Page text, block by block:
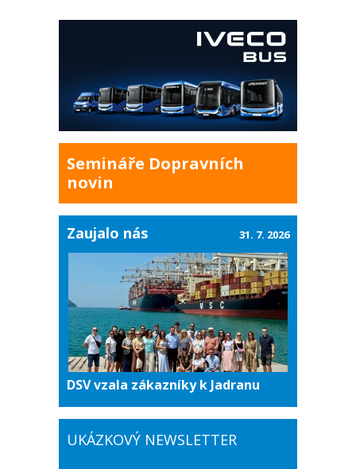
Semináře Dopravních
novin
Zaujalo nás
DSV vzala zákazníky k Jadranu
31. 7. 2026
UKÁZKOVÝ NEWSLETTER